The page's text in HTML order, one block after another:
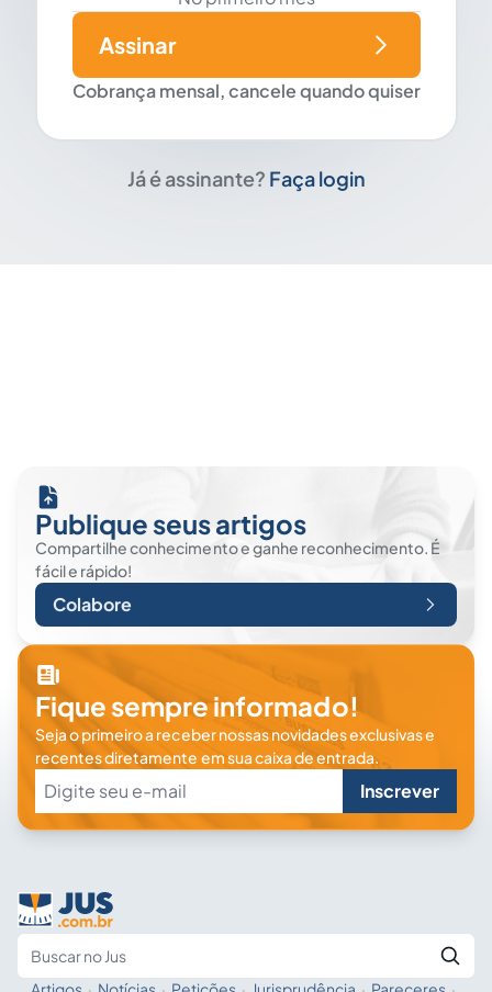
Cobrança mensal, cancele quando quiser
Assinar
Já é assinante? Faça login
Publique seus artigos
Compartilhe conhecimento e ganhe reconhecimento. É
fácil e rápido!
Colabore
Fique sempre informado!
Seja o primeiro a receber nossas novidades exclusivas e
recentes diretamente em sua caixa de entrada.
Inscrever